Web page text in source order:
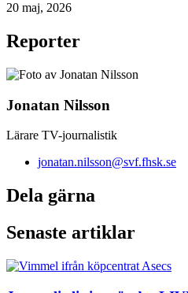
20 maj, 2026
Reporter
Jonatan Nilsson
Lärare TV-journalistik
jonatan.nilsson@svf.fhsk.se
Dela gärna
Senaste artiklar